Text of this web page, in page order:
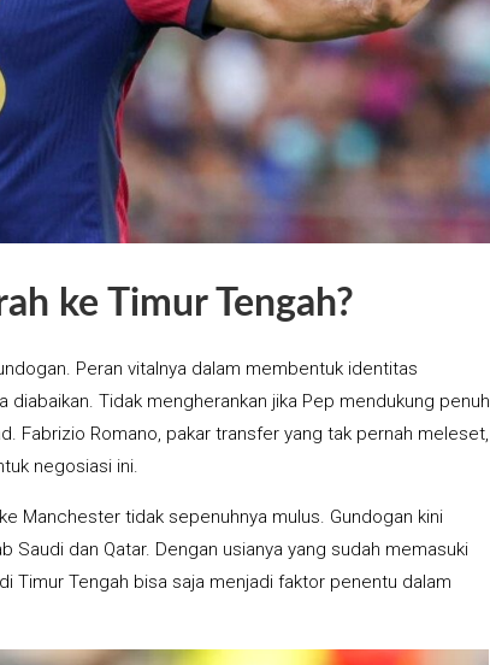
ke Timur Tengah?
Peran vitalnya dalam membentuk identitas
Tidak mengherankan jika Pep mendukung penuh
Fabrizio Romano, pakar transfer yang tak pernah meleset,
negosiasi ini.
Manchester tidak sepenuhnya mulus. Gundogan kini
Saudi dan Qatar. Dengan usianya yang sudah memasuki
Timur Tengah bisa saja menjadi faktor penentu dalam